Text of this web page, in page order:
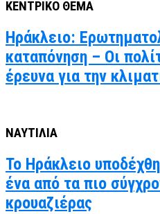
ΚΕΝΤΡΙΚΟ ΘΕΜΑ
Ηράκλειο:
καταπόνηση – Οι
έρευνα για την
ΝΑΥΤΙΛΙΑ
Το Ηράκλειο
ένα από τα πιο
κρουαζιέρας